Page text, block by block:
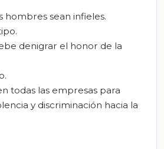
hombres sean infieles.
denigrar el honor de la
todas las empresas para
y discriminación hacia la